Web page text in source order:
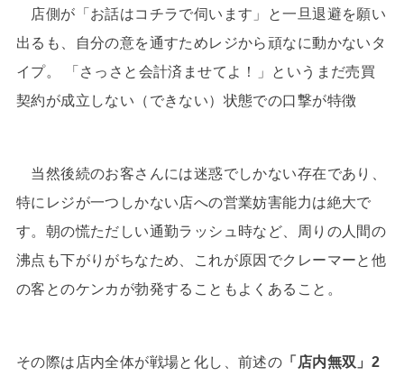
店側が「お話はコチラで伺います」と一旦退避を願い
出るも、自分の意を通すためレジから頑なに動かないタ
イプ。 「さっさと会計済ませてよ！」というまだ売買
契約が成立しない（できない）状態での口撃が特徴
当然後続のお客さんには迷惑でしかない存在であり、
特にレジが一つしかない店への営業妨害能力は絶大で
す。朝の慌ただしい通勤ラッシュ時など、周りの人間の
沸点も下がりがちなため、これが原因でクレーマーと他
の客とのケンカが勃発することもよくあること。
その際は店内全体が戦場と化し、前述の 「店内無双」2